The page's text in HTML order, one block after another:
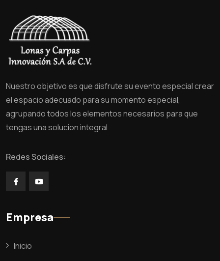
Nuestro objetivo es que disfrute su evento especial crear
el espacio adecuado para su momento especial,
agrupando todos los elementos necesarios para que
tengas una solucion integral
Redes Sociales:
Empresa
Inicio